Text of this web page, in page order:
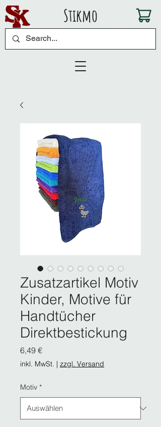
Stikmo
Zusatzartikel Motiv
Kinder, Motive für
Handtücher
Direktbestickung
6,49 €Preis
inkl. MwSt. | zzgl. Versand
Motiv *